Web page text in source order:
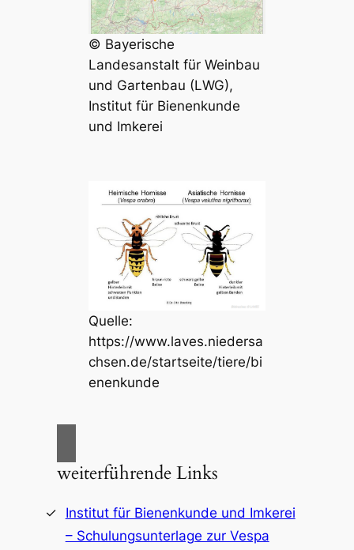
© Bayerische
Landesanstalt für Weinbau
und Gartenbau (LWG),
Institut für Bienenkunde
und Imkerei
Quelle:
https://www.laves.niedersa
chsen.de/startseite/tiere/bi
enenkunde
weiterführende Links
Institut für Bienenkunde und Imkerei
– Schulungsunterlage zur Vespa